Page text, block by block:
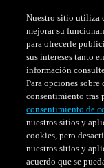
HORARIO
Venezuela
Nuestro sitio utiliza
mejorar su
para ofrecerle
sus intereses tanto
información
Para opciones
consentimiento tras
consentimiento de
nuestros sitios y
cookies, pero
nuestros sitios y
acuerdo que se